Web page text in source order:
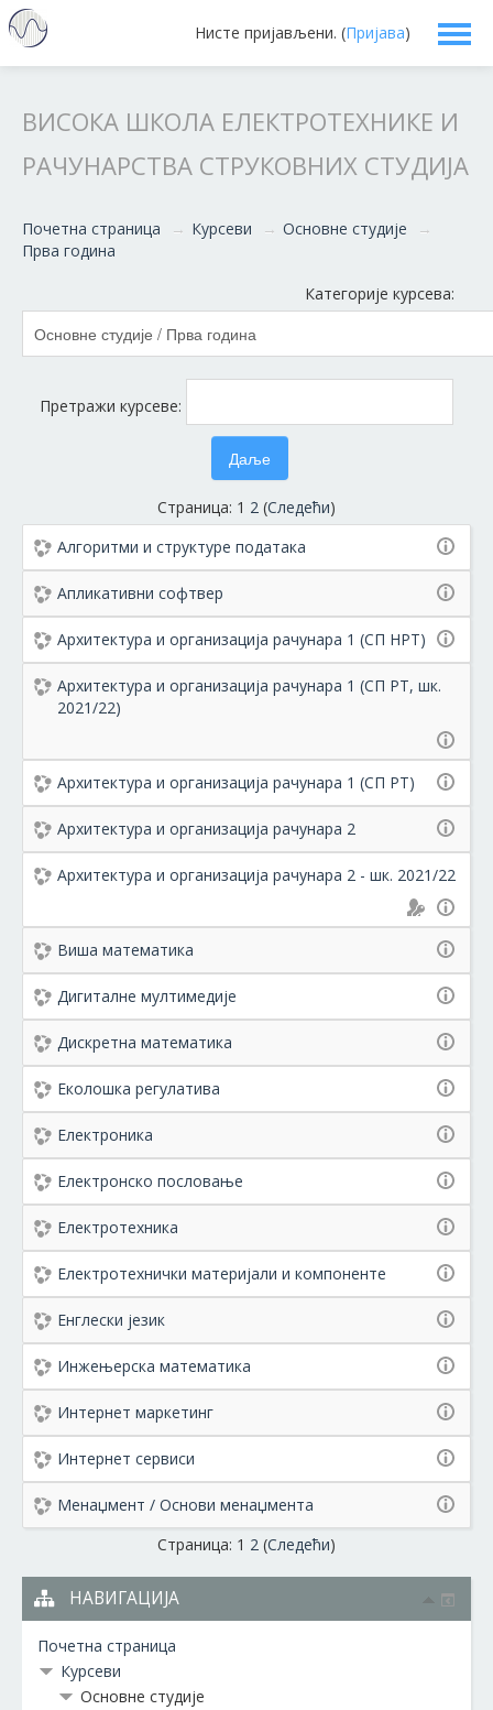
Нисте пријављени. (Пријава)
ВИСОКА ШКОЛА ЕЛЕКТРОТЕХНИКЕ И
РАЧУНАРСТВА СТРУКОВНИХ СТУДИЈА
Почетна страница → Курсеви → Основне студије
→
Прва година
Категорије курсева:
Претражи курсеве:
Страница: 1 2 (Следећи)
Алгоритми и структуре података
Апликативни софтвер
Архитектура и организација рачунара 1 (СП НРТ)
Архитектура и организација рачунара 1 (СП РТ, шк.
2021/22)
Архитектура и организација рачунара 1 (СП РТ)
Архитектура и организација рачунара 2
Архитектура и организација рачунара 2 - шк. 2021/22
Виша математика
Дигиталне мултимедије
Дискретна математика
Еколошка регулатива
Електроника
Електронско пословање
Електротехника
Електротехнички материјали и компоненте
Енглески језик
Инжењерска математика
Интернет маркетинг
Интернет сервиси
Менаџмент / Основи менаџмента
Страница: 1 2 (Следећи)
НАВИГАЦИЈА
Почетна страница
Курсеви
Основне студије